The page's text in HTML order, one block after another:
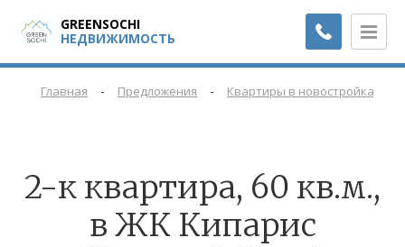
GREENSOCHI
НЕДВИЖИМОСТЬ
Главная - Предложения - Квартиры в новостройках
2-к квартира, 60 кв.м.,
в ЖК Кипарис